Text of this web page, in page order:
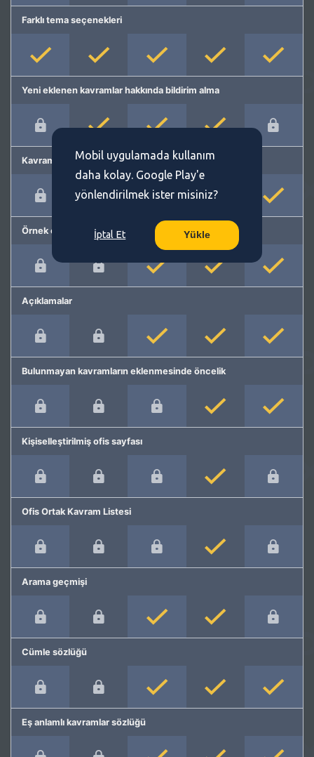
Farklı tema seçenekleri
Yeni eklenen kavramlar hakkında bildirim alma
Kavram önerme
Örnek cümleler
Açıklamalar
Bulunmayan kavramların eklenmesinde öncelik
Kişiselleştirilmiş ofis sayfası
Ofis Ortak Kavram Listesi
Arama geçmişi
Cümle sözlüğü
Eş anlamlı kavramlar sözlüğü
Mobil uygulamada kullanım
daha kolay. Google Play'e
yönlendirilmek ister misiniz?
İptal Et Yükle